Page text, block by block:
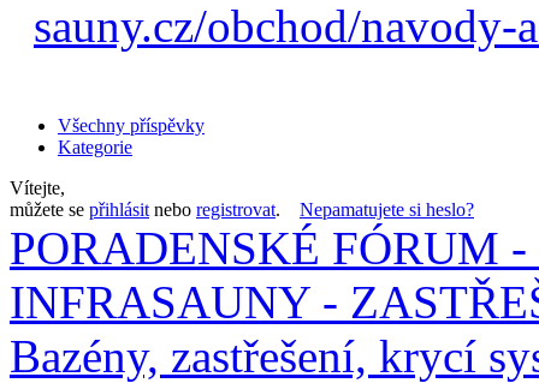
sauny.cz/obchod/
Všechny příspěvky
Kategorie
Vítejte,
můžete se přihlásit nebo registrovat. Nepamatujete si heslo?
PORADENSKÉ FÓRUM
INFRASAUNY -
Bazény, zastřešení, krycí